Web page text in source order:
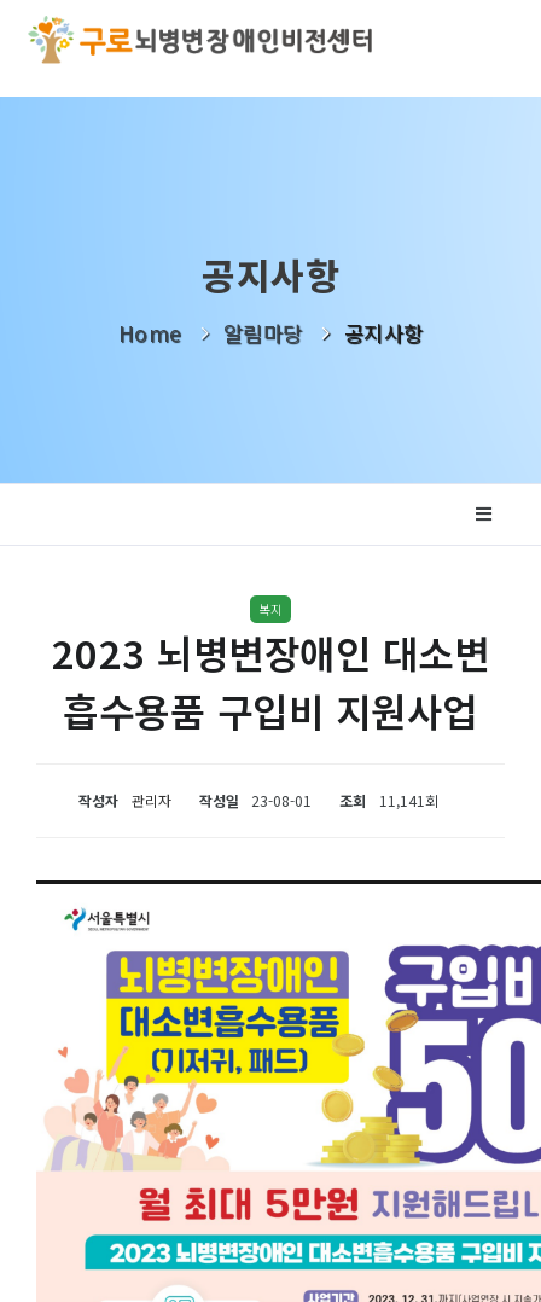
기관소개
공지사항
Home 알림마당 공지사항
복지
2023 뇌병변장애인 대소변
흡수용품 구입비 지원사업
작성자 관리자 작성일 23-08-01 조회 11,141회